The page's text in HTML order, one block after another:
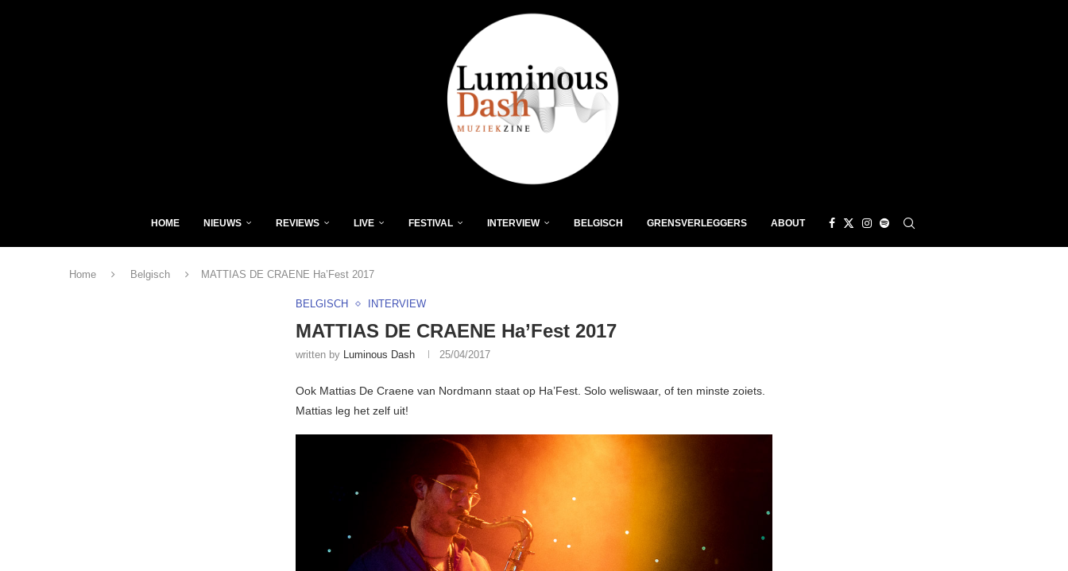
HOME NIEUWS REVIEWS LIVE FESTIVAL INTERVIEW BELGISCH GRENSVERLEGGERS ABOUT
Home Belgisch MATTIAS DE CRAENE Ha’Fest 2017
BELGISCH INTERVIEW
MATTIAS DE CRAENE Ha’Fest 2017
written by Luminous Dash 25/04/2017
Ook Mattias De Craene van Nordmann staat op Ha’Fest. Solo weliswaar, of ten minste zoiets.
Mattias leg het zelf uit!